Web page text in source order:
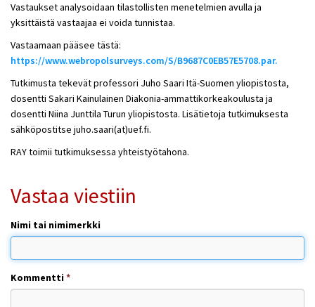
Vastaukset analysoidaan tilastollisten menetelmien avulla ja
yksittäistä vastaajaa ei voida tunnistaa.
Vastaamaan pääsee tästä:
https://www.webropolsurveys.com/S/B9687C0EB57E5708.par.
Tutkimusta tekevät professori Juho Saari Itä-Suomen yliopistosta,
dosentti Sakari Kainulainen Diakonia-ammattikorkeakoulusta ja
dosentti Niina Junttila Turun yliopistosta. Lisätietoja tutkimuksesta
sähköpostitse juho.saari(at)uef.fi.
RAY toimii tutkimuksessa yhteistyötahona.
Vastaa viestiin
Nimi tai nimimerkki
Kommentti*